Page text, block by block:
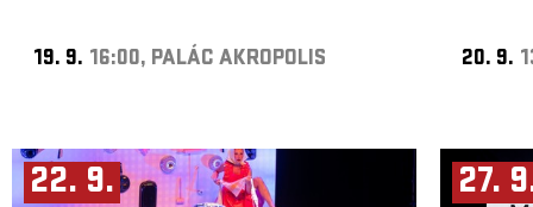
19. 9. 16:00, PALÁC AKROPOLIS 20. 9.
22. 9. 27.